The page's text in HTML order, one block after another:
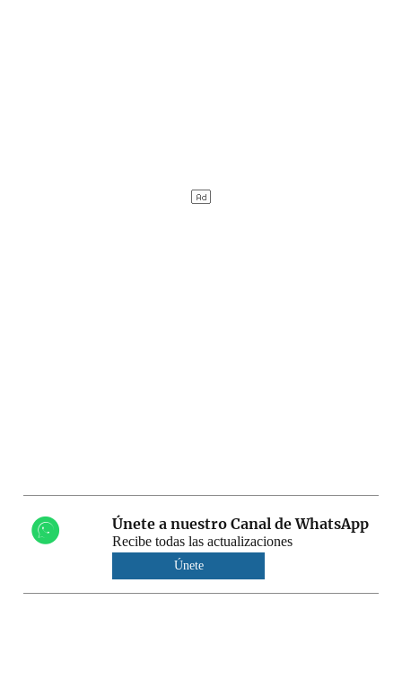
Únete a nuestro Canal de WhatsApp
Recibe todas las actualizaciones
Únete